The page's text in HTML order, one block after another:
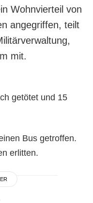
Wohnvierteil von
angegriffen, teilt
mit.
getötet und 15
Bus getroffen.
erlitten.